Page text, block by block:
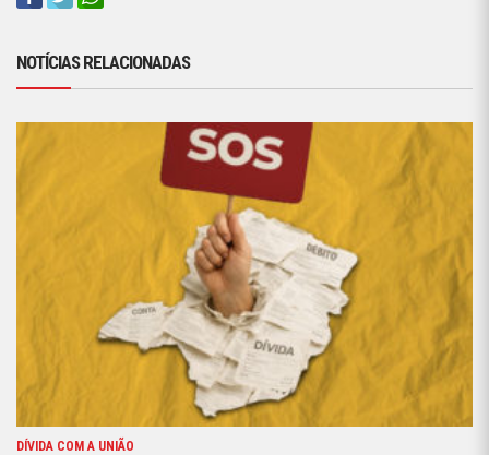
NOTÍCIAS RELACIONADAS
DÍVIDA COM A UNIÃO